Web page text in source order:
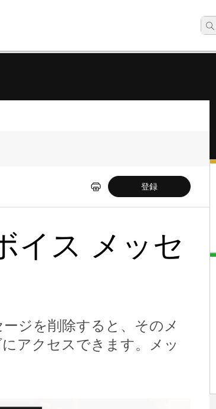
登録
イス メッセ
ジを削除すると、そのメ
アクセスできます。メッ